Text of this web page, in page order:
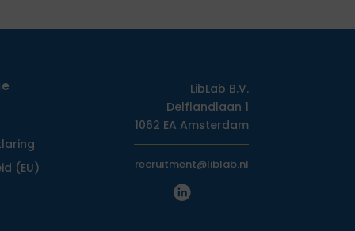
(EU)
LibLab B.V.
Delflandlaan 1
1062 EA Amsterdam
recruitment@liblab.nl